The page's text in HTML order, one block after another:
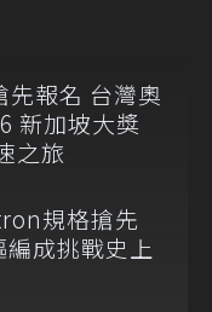
先報名 台灣奧
新加坡大獎
之旅
規格搶先
成挑戰史上